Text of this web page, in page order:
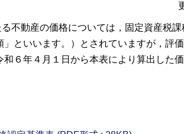
不動産の価格については，固定資産税
といいます。）とされていますが，評
６年４月１日から本表により算出した